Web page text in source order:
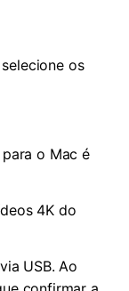
os
o Mac é
4K do
USB. Ao